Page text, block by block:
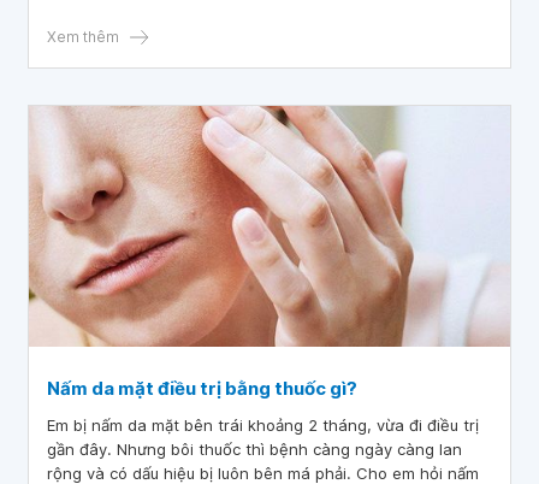
Sử dụng thế nào?
Xem thêm
Nấm da mặt điều trị bằng thuốc gì?
Em bị nấm da mặt bên trái khoảng 2 tháng, vừa đi điều trị
gần đây. Nhưng bôi thuốc thì bệnh càng ngày càng lan
rộng và có dấu hiệu bị luôn bên má phải. Cho em hỏi nấm